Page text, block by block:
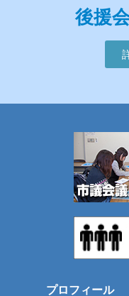
後援
プロフィール